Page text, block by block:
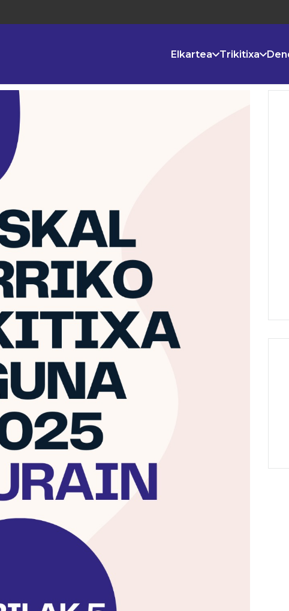
Elkartea Trikitixa